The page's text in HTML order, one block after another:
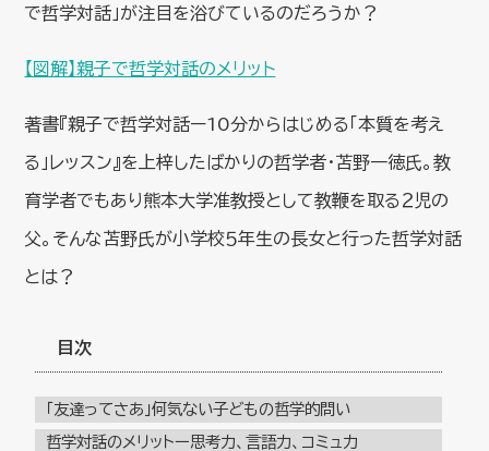
で哲学対話」が注目を浴びているのだろうか？
【図解】親子で哲学対話のメリット
著書『親子で哲学対話ー10分からはじめる「本質を考え
る」レッスン』を上梓したばかりの哲学者・苫野一徳氏。教
育学者でもあり熊本大学准教授として教鞭を取る２児の
父。そんな苫野氏が小学校５年生の長女と行った哲学対話
とは？
目次
「友達ってさあ」何気ない子どもの哲学的問い
哲学対話のメリットー思考力、言語力、コミュ力